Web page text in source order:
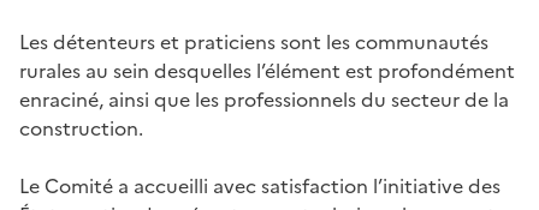
Les détenteurs et praticiens sont les communautés
rurales au sein desquelles l’élément est profondément
enraciné, ainsi que les professionnels du secteur de la
construction.
Le Comité a accueilli avec satisfaction l’initiative des